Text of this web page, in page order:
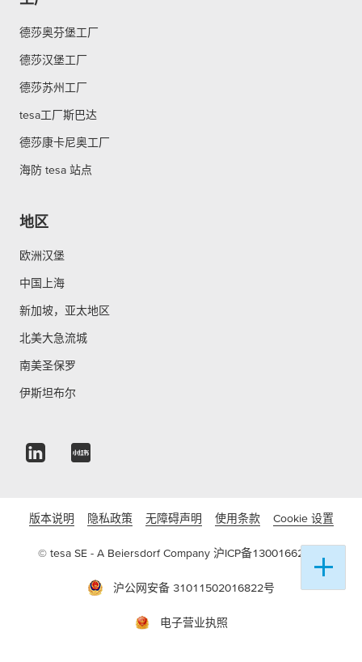
德莎奥芬堡工厂
德莎汉堡工厂
德莎苏州工厂
tesa工厂斯巴达
德莎康卡尼奥工厂
海防 tesa 站点
地区
欧洲汉堡
中国上海
新加坡，亚太地区
北美大急流城
南美圣保罗
伊斯坦布尔
版本说明 隐私政策 无障碍声明 使用条款 Cookie 设置
© tesa SE - A Beiersdorf Company 沪ICP备13001662号-3
沪公网安备 31011502016822号
电子营业执照